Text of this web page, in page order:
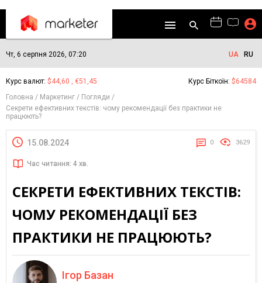
Чт, 6 серпня 2026, 07:20 UA RU
Курс валют: $44,60 , €51,45 Курс Біткоїн: $64584
Головна
Маркетинг
Погляди
Секрети ефективних текстів: чому рекомендації без практики не
працюють?
15.08.2024 0 3629
Час читання: 4 хв.
СЕКРЕТИ ЕФЕКТИВНИХ ТЕКСТІВ:
ЧОМУ РЕКОМЕНДАЦІЇ БЕЗ
ПРАКТИКИ НЕ ПРАЦЮЮТЬ?
Ігор Базан